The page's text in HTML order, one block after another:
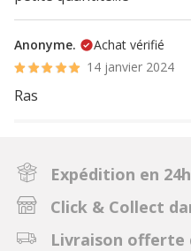
Anonyme.
Achat vérifié
14 janvier 2024
Ras
Expédition en
Click & Collect
Livraison offerte